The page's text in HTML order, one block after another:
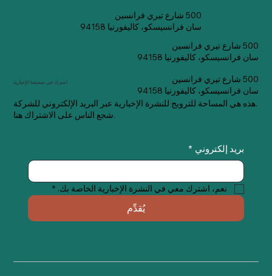
500 شارع تيري فرانسين
سان فرانسيسكو، كاليفورنيا 94158
500 شارع تيري فرانسين
سان فرانسيسكو، كاليفورنيا 94158
500 شارع تيري فرانسين
سان فرانسيسكو، كاليفورنيا 94158
اشترك في صحيفتنا الإخبارية
هذه هي المساحة للترويج للنشرة الإخبارية عبر البريد الإلكتروني للشركة.
شجع الناس على الاشتراك هنا.
بريد إلكتروني *
نعم، اشترك معي في النشرة الإخبارية الخاصة بك. *
يُقدِّم